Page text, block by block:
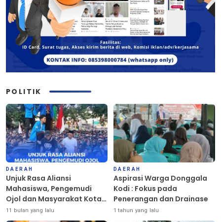
POLITIK
DAERAH
Unjuk Rasa Aliansi
Mahasiswa, Pengemudi
Ojol dan Masyarakat Kota
Palu Berlangsung Damai
11 bulan yang lalu
DAERAH
Aspirasi Warga Donggala
Kodi : Fokus pada
Penerangan dan Drainase
1 tahun yang lalu